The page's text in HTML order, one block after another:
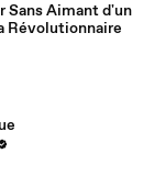
Sans Aimant d'un
Révolutionnaire